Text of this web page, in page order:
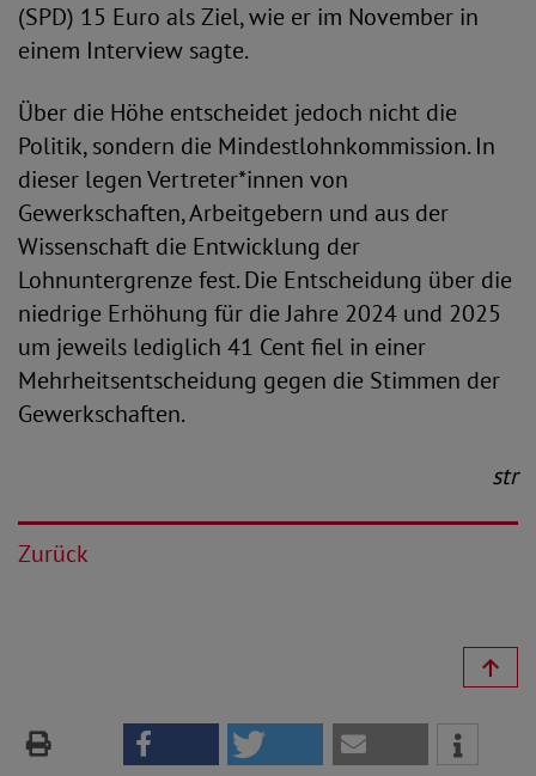
(SPD) 15 Euro als Ziel, wie er im November in
einem Interview sagte.
Über die Höhe entscheidet jedoch nicht die
Politik, sondern die Mindestlohnkommission. In
dieser legen Vertreter*innen von
Gewerkschaften, Arbeitgebern und aus der
Wissenschaft die Entwicklung der
Lohnuntergrenze fest. Die Entscheidung über die
niedrige Erhöhung für die Jahre 2024 und 2025
um jeweils lediglich 41 Cent fiel in einer
Mehrheitsentscheidung gegen die Stimmen der
Gewerkschaften.
str
Zurück